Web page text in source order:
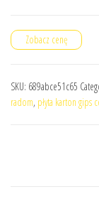
Zobacz cenę
SKU: 689abce51c65
radom, płyta karton gips